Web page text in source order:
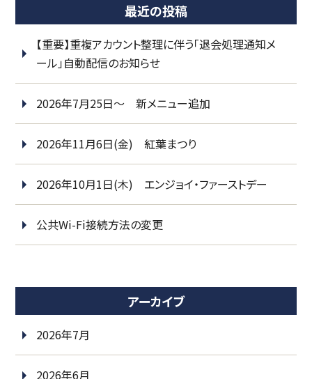
最近の投稿
【重要】重複アカウント整理に伴う「退会処理通知メ
ール」自動配信のお知らせ
2026年7月25日～ 新メニュー追加
2026年11月6日(金) 紅葉まつり
2026年10月1日(木) エンジョイ・ファーストデー
公共Wi-Fi接続方法の変更
アーカイブ
2026年7月
2026年6月